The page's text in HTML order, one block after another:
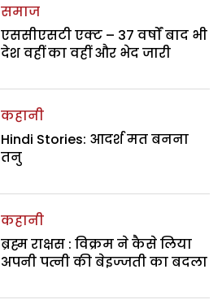
समाज
एससीएसटी एक्ट – 37 वर्षों बाद भी
देश वहीं का वहीं और भेद जारी
कहानी
Hindi Stories: आदर्श मत बनना
तनु
कहानी
ब्रह्म राक्षस : विक्रम ने कैसे लिया
अपनी पत्नी की बेइज्जती का बदला